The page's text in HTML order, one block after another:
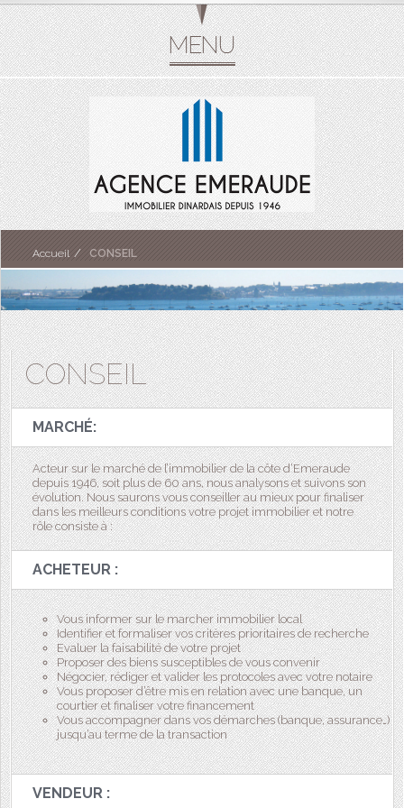
Accueil CONSEIL
CONSEIL
MARCHÉ:
Acteur sur le marché de l’immobilier de la côte d’Emeraude
depuis 1946, soit plus de 60 ans, nous analysons et suivons son
évolution. Nous saurons vous conseiller au mieux pour finaliser
dans les meilleurs conditions votre projet immobilier et notre
rôle consiste à :
ACHETEUR :
Vous informer sur le marcher immobilier local
Identifier et formaliser vos critères prioritaires de recherche
Evaluer la faisabilité de votre projet
Proposer des biens susceptibles de vous convenir
Négocier, rédiger et valider les protocoles avec votre notaire
Vous proposer d’être mis en relation avec une banque, un
courtier et finaliser votre financement
Vous accompagner dans vos démarches (banque, assurance…)
jusqu’au terme de la transaction
VENDEUR :